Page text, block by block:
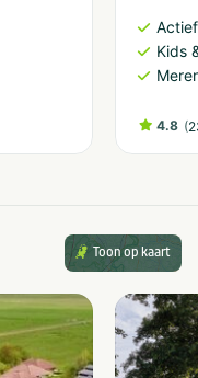
Kids
4.8 (
Toon op kaart